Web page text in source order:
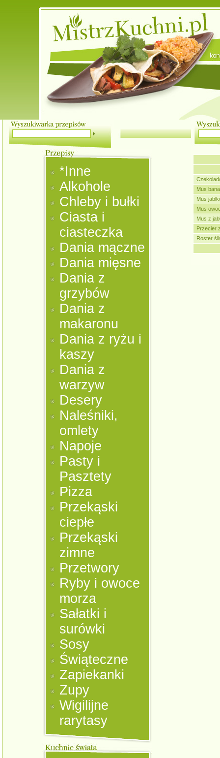
*Inne
Alkohole
Chleby i bułki
Ciasta i
ciasteczka
Dania mączne
Dania mięsne
Dania z
grzybów
Dania z
makaronu
Dania z ryżu i
kaszy
Dania z
warzyw
Desery
Naleśniki,
omlety
Napoje
Pasty i
Pasztety
Pizza
Przekąski
ciepłe
Przekąski
zimne
Przetwory
Ryby i owoce
morza
Sałatki i
surówki
Sosy
Świąteczne
Zapiekanki
Zupy
Wigilijne
rarytasy
Mus
Mus
Mus
Mus z
Przecier
Roster